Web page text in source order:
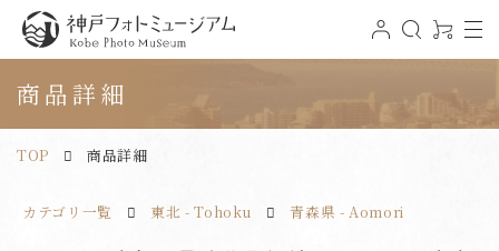
神戸フォトミュージアム
ロ
グ 索
0
ア
t
g
a
商品詳細
TOP 商品詳細
カテゴリ一覧 東北 - Tohoku 青森県 - Aomori